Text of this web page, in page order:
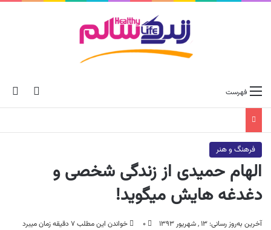
skin فهرست
فرهنگ و هنر
الهام حمیدی از زندگی شخصی و
دغدغه هایش میگوید!
آخرین به‌روز رسانی: ۱۳ , شهریور ۱۳۹۳ ۰ خواندن این مطلب ۷ دقیقه زمان میبرد